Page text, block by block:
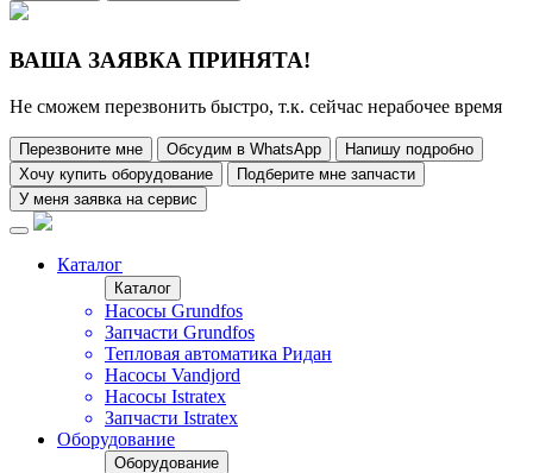
ВАША ЗАЯВКА ПРИНЯТА!
Не сможем перезвонить быстро, т.к. сейчас нерабочее время
Перезвоните мне Обсудим в WhatsApp
Напишу подробно
Хочу купить оборудование
Подберите мне запчасти
У меня заявка на сервис
Каталог
Каталог
Насосы Grundfos
Запчасти Grundfos
Тепловая автоматика Ридан
Насосы Vandjord
Насосы Istratex
Запчасти Istratex
Оборудование
Оборудование